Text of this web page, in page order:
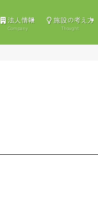
法人情報
Company
施設の考え方
Thought